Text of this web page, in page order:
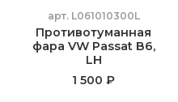
арт. L061010300L
Противотуманная
фара VW Passat B6,
LH
1 500 ₽